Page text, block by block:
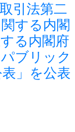
引法第二
する内閣
る内閣府
ブリック
」を公表